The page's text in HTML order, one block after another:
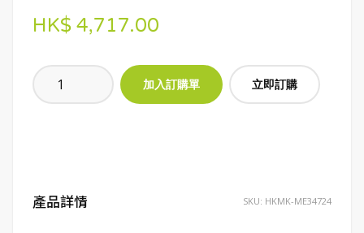
HK$ 4,717.00
立即訂購
產品詳情 SKU: HKMK-ME34724